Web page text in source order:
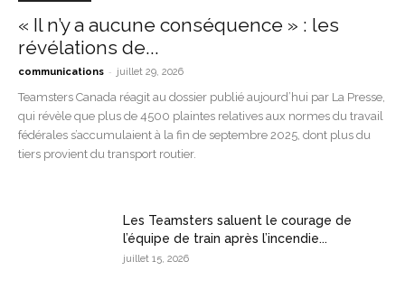
« Il n’y a aucune conséquence » : les
révélations de...
communications - juillet 29, 2026
Teamsters Canada réagit au dossier publié aujourd’hui par La Presse,
qui révèle que plus de 4500 plaintes relatives aux normes du travail
fédérales s’accumulaient à la fin de septembre 2025, dont plus du
tiers provient du transport routier.
Les Teamsters saluent le courage de
l’équipe de train après l’incendie...
juillet 15, 2026